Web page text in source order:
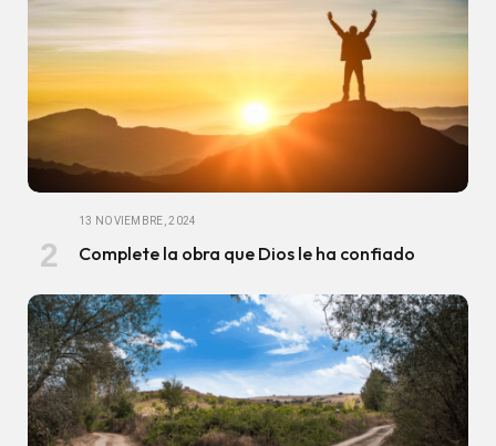
13 NOVIEMBRE, 2024
Complete la obra que Dios le ha confiado